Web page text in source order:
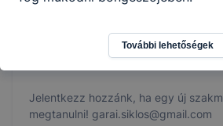
Felnőtt képzések a Garaiban
Jelentkezz hozzánk, ha egy új
megtanulni! garai.siklos@gmail.com
További lehetőségek